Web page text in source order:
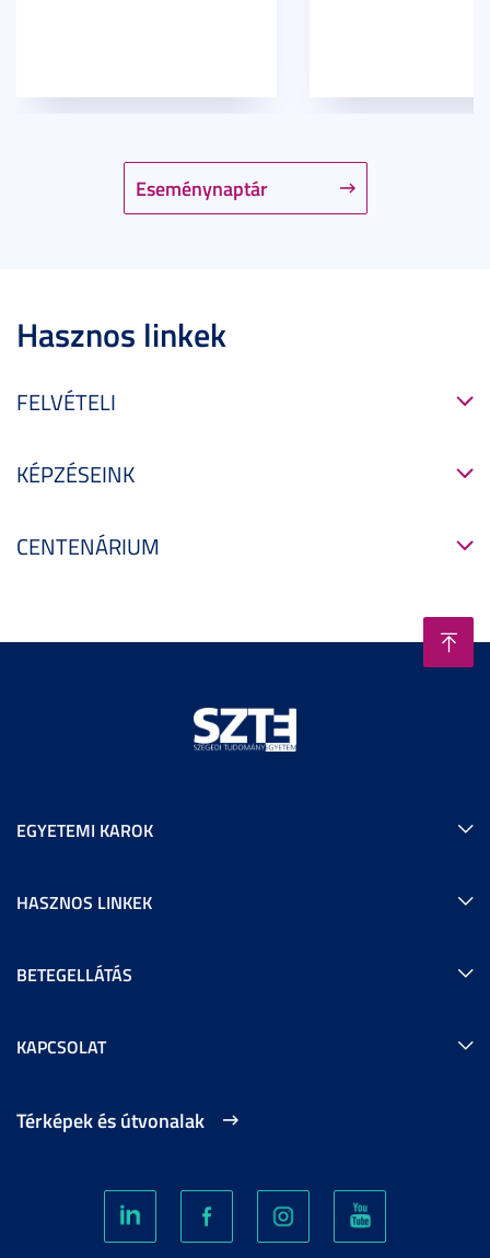
Eseménynaptár
Hasznos linkek
FELVÉTELI
KÉPZÉSEINK
CENTENÁRIUM
EGYETEMI KAROK
HASZNOS LINKEK
BETEGELLÁTÁS
KAPCSOLAT
Térképek és útvonalak